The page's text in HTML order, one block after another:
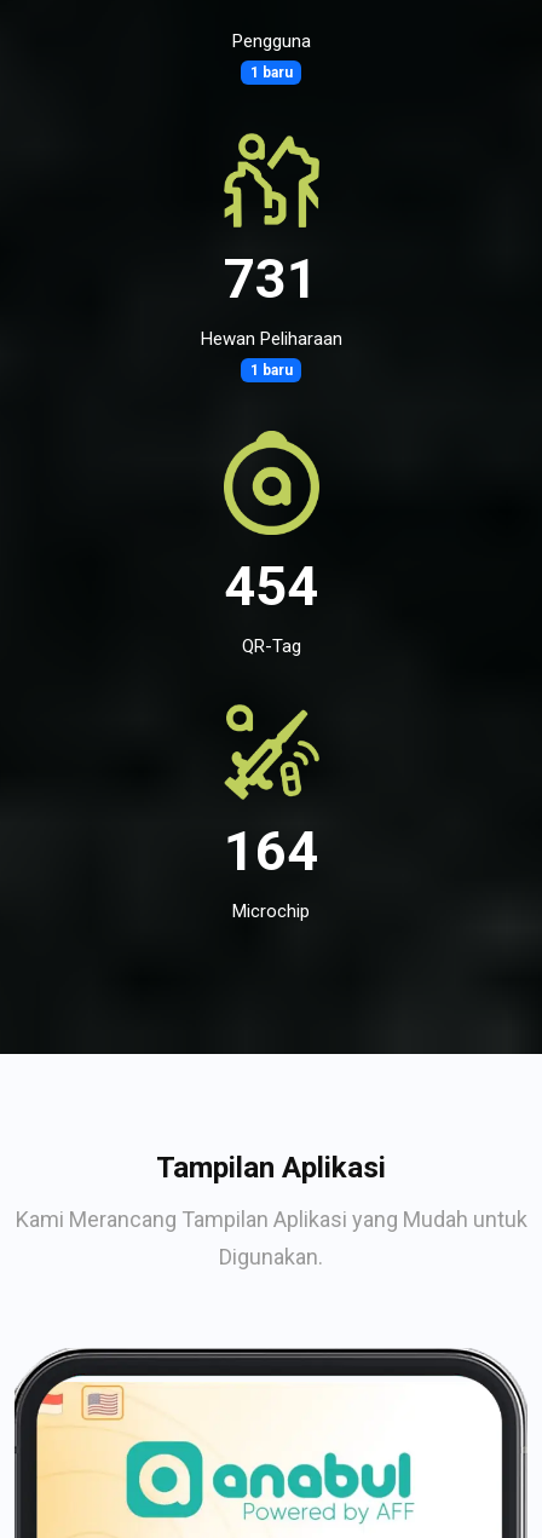
Pengguna
1 baru
731
Hewan Peliharaan
1 baru
454
QR-Tag
164
Microchip
Tampilan Aplikasi
Kami Merancang Tampilan Aplikasi yang Mudah untuk
Digunakan.